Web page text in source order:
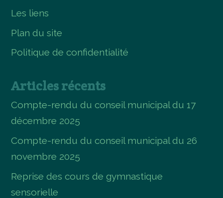
Les liens
Plan du site
Politique de confidentialité
Articles récents
Compte-rendu du conseil municipal du 17
décembre 2025
Compte-rendu du conseil municipal du 26
novembre 2025
Reprise des cours de gymnastique
sensorielle